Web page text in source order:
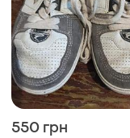
550 грн